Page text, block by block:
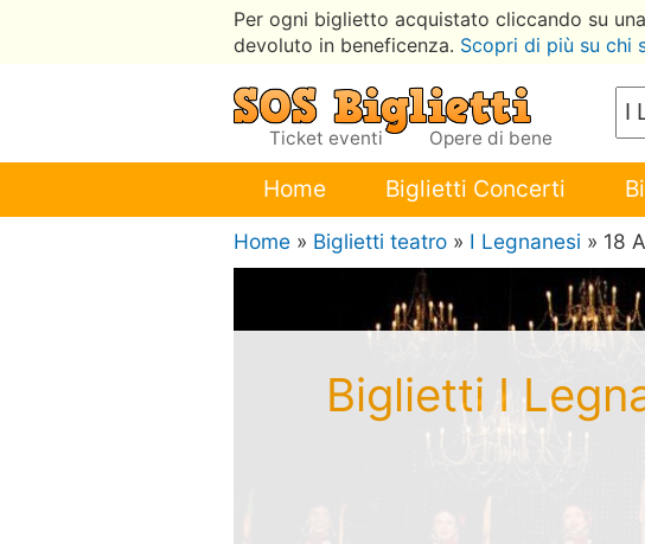
Per ogni biglietto acquistato cliccando su
devoluto in beneficenza. Scopri di più su chi
Ticket eventi Opere di bene
Home Biglietti Concerti
Home » Biglietti teatro » I Legnanesi » 18
Biglietti I